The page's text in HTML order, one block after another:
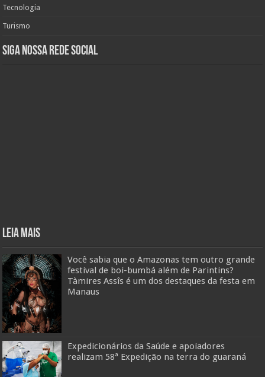
Tecnologia
Turismo
Siga nossa rede social
Leia mais
Você sabia que o Amazonas tem outro grande
festival de boi-bumbá além de Parintins?
Tàmires Assîs é um dos destaques da festa em
Manaus
Expedicionários da Saúde e apoiadores
realizam 58ª Expedição na terra do guaraná